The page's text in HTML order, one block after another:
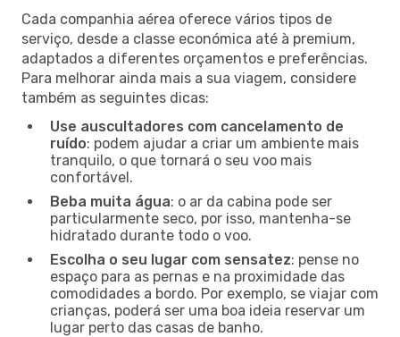
Cada companhia aérea oferece vários tipos de
serviço, desde a classe económica até à premium,
adaptados a diferentes orçamentos e preferências.
Para melhorar ainda mais a sua viagem, considere
também as seguintes dicas:
Use auscultadores com cancelamento de
ruído: podem ajudar a criar um ambiente mais
tranquilo, o que tornará o seu voo mais
confortável.
Beba muita água: o ar da cabina pode ser
particularmente seco, por isso, mantenha-se
hidratado durante todo o voo.
Escolha o seu lugar com sensatez: pense no
espaço para as pernas e na proximidade das
comodidades a bordo. Por exemplo, se viajar com
crianças, poderá ser uma boa ideia reservar um
lugar perto das casas de banho.